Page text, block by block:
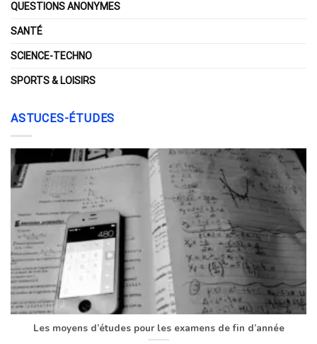
QUESTIONS ANONYMES
SANTÉ
SCIENCE-TECHNO
SPORTS & LOISIRS
ASTUCES-ÉTUDES
Les moyens d’études pour les examens de fin d’année